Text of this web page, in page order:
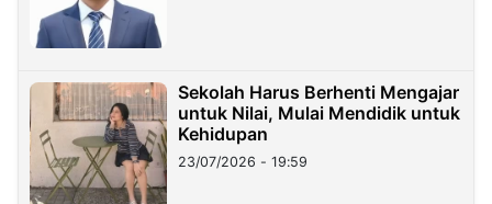
Sekolah Harus Berhenti Mengajar
untuk Nilai, Mulai Mendidik untuk
Kehidupan
23/07/2026 - 19:59